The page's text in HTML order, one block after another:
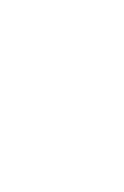
的同时人效提升XXX%。
。
化了抽检标准与辅导流程